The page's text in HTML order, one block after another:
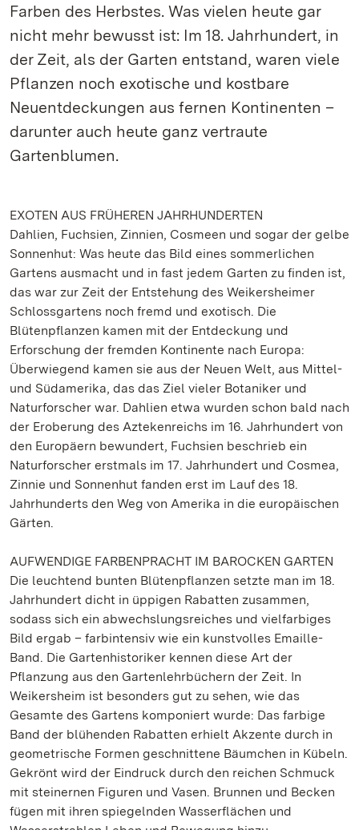
Farben des Herbstes. Was vielen heute gar
nicht mehr bewusst ist: Im 18. Jahrhundert, in
der Zeit, als der Garten entstand, waren viele
Pflanzen noch exotische und kostbare
Neuentdeckungen aus fernen Kontinenten –
darunter auch heute ganz vertraute
Gartenblumen.
EXOTEN AUS FRÜHEREN JAHRHUNDERTEN
Dahlien, Fuchsien, Zinnien, Cosmeen und sogar der gelbe
Sonnenhut: Was heute das Bild eines sommerlichen
Gartens ausmacht und in fast jedem Garten zu finden ist,
das war zur Zeit der Entstehung des Weikersheimer
Schlossgartens noch fremd und exotisch. Die
Blütenpflanzen kamen mit der Entdeckung und
Erforschung der fremden Kontinente nach Europa:
Überwiegend kamen sie aus der Neuen Welt, aus Mittel-
und Südamerika, das das Ziel vieler Botaniker und
Naturforscher war. Dahlien etwa wurden schon bald nach
der Eroberung des Aztekenreichs im 16. Jahrhundert von
den Europäern bewundert, Fuchsien beschrieb ein
Naturforscher erstmals im 17. Jahrhundert und Cosmea,
Zinnie und Sonnenhut fanden erst im Lauf des 18.
Jahrhunderts den Weg von Amerika in die europäischen
Gärten.
AUFWENDIGE FARBENPRACHT IM BAROCKEN GARTEN
Die leuchtend bunten Blütenpflanzen setzte man im 18.
Jahrhundert dicht in üppigen Rabatten zusammen,
sodass sich ein abwechslungsreiches und vielfarbiges
Bild ergab – farbintensiv wie ein kunstvolles Emaille-
Band. Die Gartenhistoriker kennen diese Art der
Pflanzung aus den Gartenlehrbüchern der Zeit. In
Weikersheim ist besonders gut zu sehen, wie das
Gesamte des Gartens komponiert wurde: Das farbige
Band der blühenden Rabatten erhielt Akzente durch in
geometrische Formen geschnittene Bäumchen in Kübeln.
Gekrönt wird der Eindruck durch den reichen Schmuck
mit steinernen Figuren und Vasen. Brunnen und Becken
fügen mit ihren spiegelnden Wasserflächen und